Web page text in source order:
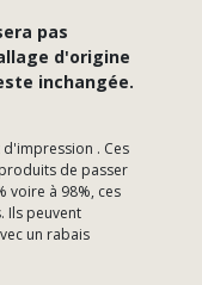
pas
d'origine
inchangée.
. Ces
de passer
voire à 98%, ces
Ils peuvent
un rabais